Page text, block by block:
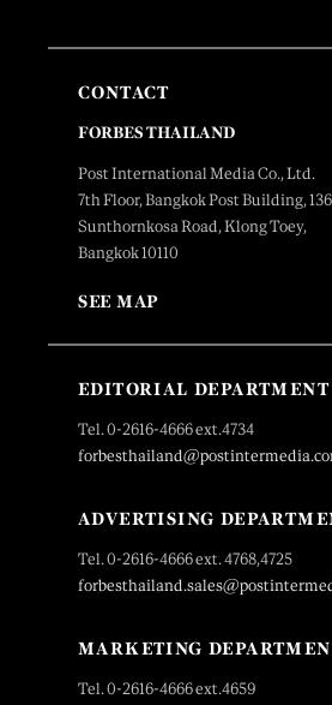
CONTACT
FORBES THAILAND
Post International Media Co., Ltd.
7th Floor, Bangkok Post Building, 136
Sunthornkosa Road, Klong Toey,
Bangkok 10110
SEE MAP
EDITORIAL DEPARTMENT
Tel. 0-2616-4666 ext.4734
ADVERTISING
Tel. 0-2616-4666 ext. 4768,4725
MARKETING
Tel. 0-2616-4666 ext.4659